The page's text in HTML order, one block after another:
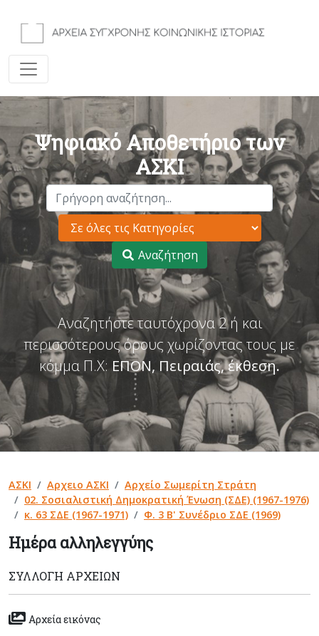
Ψηφιακό Αποθετήριο των
ΑΣΚΙ
Αναζήτηση
Αναζητήστε ταυτόχρονα 2 ή και
περισσότερους όρους χωρίζοντας τους με
κόμμα Π.Χ: ΕΠΟΝ, Πειραιάς, έκθεση.
ΑΣΚΙ Αρχειο ΑΣΚΙ
Αρχείο Σωμερίτη Στράτη
02. Σοσιαλιστική Δημοκρατική Ένωση (ΣΔΕ) (1967-1976)
κ. 63 ΣΔΕ (1967-1971)
Φ. 3 Β' Συνέδριο ΣΔΕ (1969)
Ημέρα αλληλεγγύης
ΣΥΛΛΟΓΉ ΑΡΧΕΊΩΝ
Αρχεία εικόνας